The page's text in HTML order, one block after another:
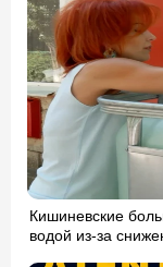
Кишиневские
водой из-за